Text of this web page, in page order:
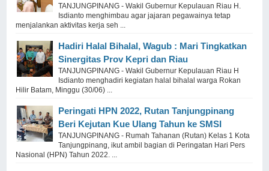
TANJUNGPINANG - Wakil Gubernur Kepulauan Riau H.
Isdianto menghimbau agar jajaran pegawainya tetap
menjalankan aktivitas kerja seh ...
Hadiri Halal Bihalal, Wagub : Mari Tingkatkan
Sinergitas Prov Kepri dan Riau
TANJUNGPINANG - Wakil Gubernur Kepulauan Riau H
Isdianto menghadiri kegiatan halal bihalal warga Rokan
Hilir Batam, Minggu (30/06) ...
Peringati HPN 2022, Rutan Tanjungpinang
Beri Kejutan Kue Ulang Tahun ke SMSI
TANJUNGPINANG - Rumah Tahanan (Rutan) Kelas 1 Kota
Tanjungpinang, ikut ambil bagian di Peringatan Hari Pers
Nasional (HPN) Tahun 2022. ...